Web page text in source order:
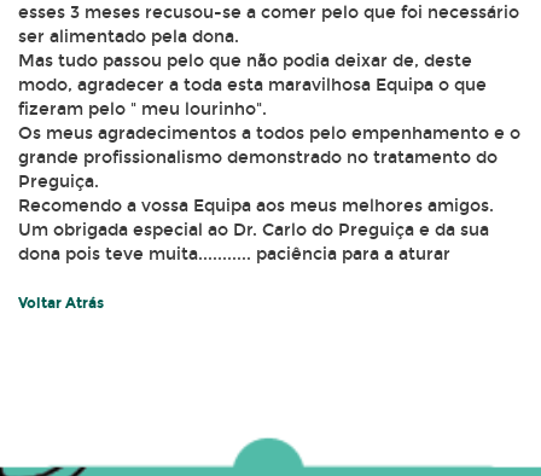
esses 3 meses recusou-se a comer pelo que foi necessário
ser alimentado pela dona.
Mas tudo passou pelo que não podia deixar de, deste
modo, agradecer a toda esta maravilhosa Equipa o que
fizeram pelo " meu lourinho".
Os meus agradecimentos a todos pelo empenhamento e o
grande profissionalismo demonstrado no tratamento do
Preguiça.
Recomendo a vossa Equipa aos meus melhores amigos.
Um obrigada especial ao Dr. Carlo do Preguiça e da sua
dona pois teve muita........... paciência para a aturar
Voltar Atrás